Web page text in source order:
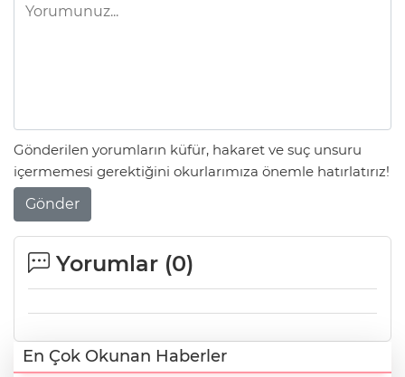
Gönderilen yorumların küfür, hakaret ve suç unsuru
içermemesi gerektiğini okurlarımıza önemle hatırlatırız!
Gönder
Yorumlar (0)
En Çok Okunan Haberler